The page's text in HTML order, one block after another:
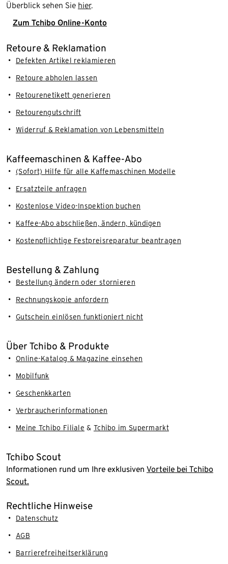
Überblick sehen Sie hier.
Zum Tchibo Online-Konto
Retoure & Reklamation
Defekten Artikel reklamieren
Retoure abholen lassen
Retourenetikett generieren
Retourengutschrift
Widerruf & Reklamation von Lebensmitteln
Kaffeemaschinen & Kaffee-Abo
(Sofort) Hilfe für alle Kaffemaschinen Modelle
Ersatzteile anfragen
Kostenlose Video-Inspektion buchen
Kaffee-Abo abschließen, ändern, kündigen
Kostenpflichtige Festpreisreparatur beantragen
Bestellung & Zahlung
Bestellung ändern oder stornieren
Rechnungskopie anfordern
Gutschein einlösen funktioniert nicht
Über Tchibo & Produkte
Online-Katalog & Magazine einsehen
Mobilfunk
Geschenkkarten
Verbraucherinformationen
Meine Tchibo Filiale & Tchibo im Supermarkt
Tchibo Scout
Informationen rund um Ihre exklusiven Vorteile bei Tchibo
Scout.
Rechtliche Hinweise
Datenschutz
AGB
Barrierefreiheitserklärung